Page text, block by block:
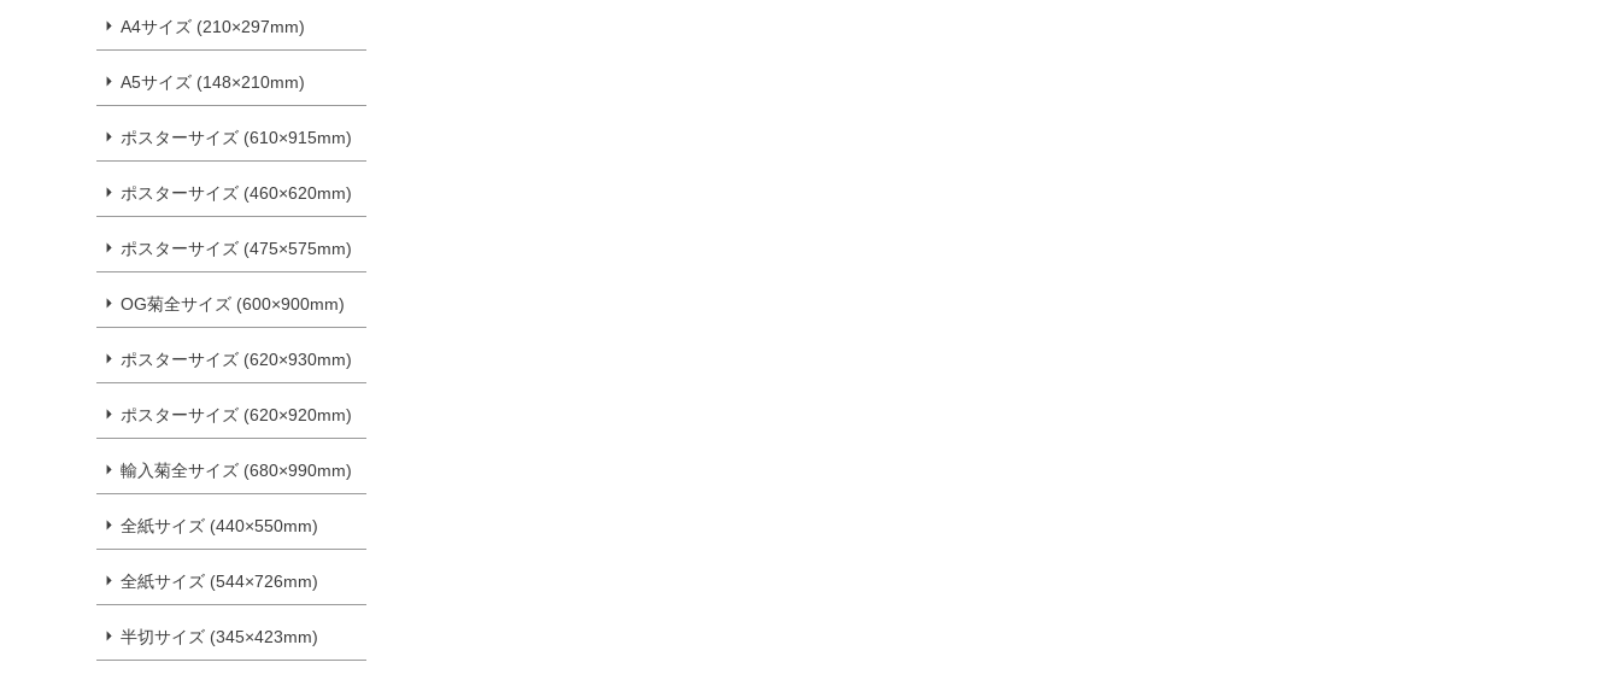
A4サイズ (210×297mm)
A5サイズ (148×210mm)
ポスターサイズ (610×915mm)
ポスターサイズ (460×620mm)
ポスターサイズ (475×575mm)
OG菊全サイズ (600×900mm)
ポスターサイズ (620×930mm)
ポスターサイズ (620×920mm)
輸入菊全サイズ (680×990mm)
全紙サイズ (440×550mm)
全紙サイズ (544×726mm)
半切サイズ (345×423mm)